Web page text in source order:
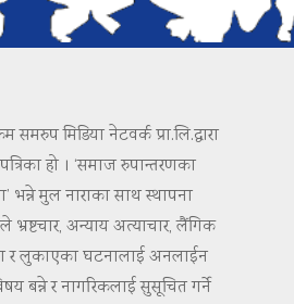
मिडिया नेटवर्क प्रा.लि.द्वारा
हो । ‘समाज रुपान्तरणका
भन्ने मुल नाराका साथ स्थापना
अन्याय अत्याचार, लैंगिक
र लुकाएका घटनालाई अनलाईन
बन्ने र नागरिकलाई सुसूचित गर्ने